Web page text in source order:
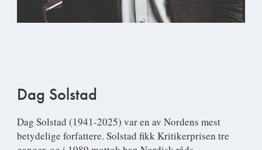
Dag Solstad
Dag Solstad (1941-2025) var en av Nordens mest
betydelige forfattere. Solstad fikk Kritikerprisen tre